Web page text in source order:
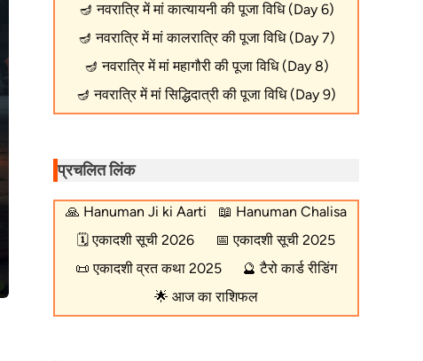
🪔 नवरात्रि में मां कात्यायनी की पूजा विधि (Day 6)
🪔 नवरात्रि में मां कालरात्रि की पूजा विधि (Day 7)
🪔 नवरात्रि में मां महागौरी की पूजा विधि (Day 8)
🪔 नवरात्रि में मां सिद्धिदात्री की पूजा विधि (Day 9)
प्रचलित लिंक
🙏 Hanuman Ji ki Aarti 📖 Hanuman Chalisa
🗓️ एकादशी सूची 2026 📅 एकादशी सूची 2025
📜 एकादशी व्रत कथा 2025 🔮 टैरो कार्ड रीडिंग
🌟 आज का राशिफल